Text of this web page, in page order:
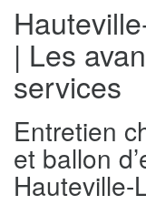
| Les
services
Entretien
et ballon
Hauteville-